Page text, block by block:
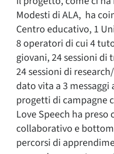
Modesti di ALA, ha
Centro educativo, 1
8 operatori di cui 4
giovani, 24 sessioni di
24 sessioni di
dato vita a 3
progetti di campagne
Love Speech ha
collaborativo e
percorsi di